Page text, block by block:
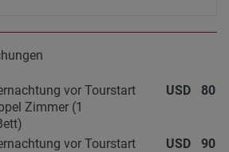
vor Tourstart
Zimmer (1
USD 80
vor Tourstart
USD 90